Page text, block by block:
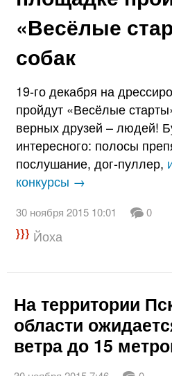
«Весёлые
собак
19-го декабря на
пройдут «Весёлые
верных друзей – людей!
интересного: полосы
послушание, дог-пуллер,
конкурсы →
30 ноября 2015 10:01 0
Йоха
На территории
области
ветра до 15